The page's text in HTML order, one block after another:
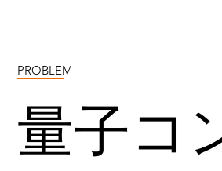
PROBLEM
量子コ